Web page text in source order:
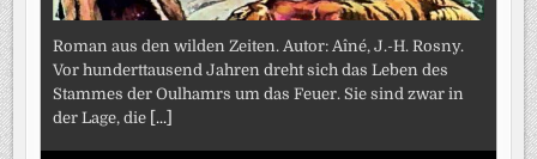
Roman aus den wilden Zeiten. Autor: Aîné, J.-H. Rosny.
Vor hunderttausend Jahren dreht sich das Leben des
Stammes der Oulhamrs um das Feuer. Sie sind zwar in
der Lage, die [...]